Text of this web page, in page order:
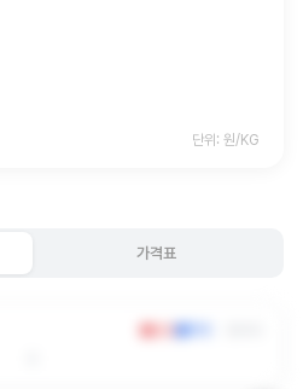
단위: 원/KG
가격표